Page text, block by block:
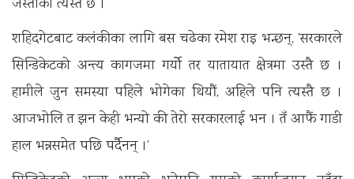
जस्ताको त्यस्तै छ ।
शहिदगेटबाट कलंकीका लागि बस चढेका रमेश राइ भन्छन्, ’सरकारले
सिन्डिकेटको अन्त्य कागजमा गर्योे तर यातायात क्षेत्रमा उस्तै छ ।
हामीले जुन समस्या पहिले भोगेका थियौं, अहिले पनि त्यस्तै छ ।
आजभोलि त झन केही भन्यो की तेरो सरकारलाई भन । तँ आफैं गाडी
हाल भन्नसमेत पछि पर्दैनन् ।’